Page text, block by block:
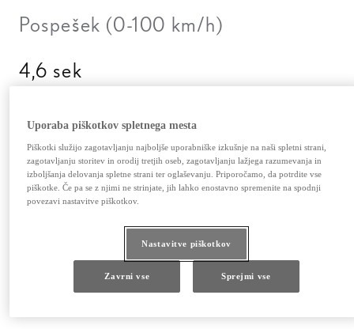
Pospešek (0-100 km/h)
4,6 sek
Emisije CO2 - kombinirana vožnja
(g/km)
0 g/km
1
Uporaba piškotkov spletnega mesta
Piškotki služijo zagotavljanju najboljše uporabniške izkušnje na naši spletni strani,
zagotavljanju storitev in orodij tretjih oseb, zagotavljanju lažjega razumevanja in
izboljšanja delovanja spletne strani ter oglaševanju. Priporočamo, da potrdite vse
piškotke. Če pa se z njimi ne strinjate, jih lahko enostavno spremenite na spodnji
povezavi nastavitve piškotkov.
Nastavitve piškotkov
Zavrni vse Sprejmi vse